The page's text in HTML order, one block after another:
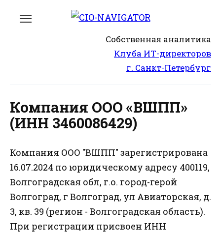
Собственная аналитика
Клуба ИТ-директоров
г. Санкт-Петербург
Компания ООО «ВШПП»
(ИНН 3460086429)
Компания ООО "ВШПП" зарегистрирована
16.07.2024 по юридическому адресу 400119,
Волгоградская обл, г.о. город-герой
Волгоград, г Волгоград, ул Авиаторская, д.
3, кв. 39 (регион - Волгоградская область).
При регистрации присвоен ИНН